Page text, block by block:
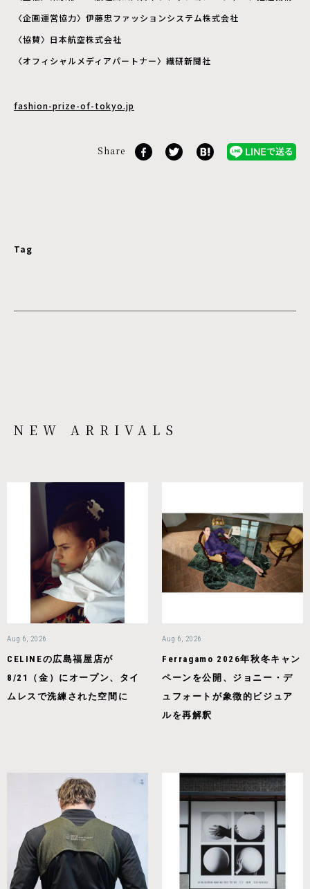
〈企画運営協力〉伊藤忠ファッションシステム株式会社
〈協賛〉日本航空株式会社
〈オフィシャルメディアパートナー〉繊研新聞社
fashion-prize-of-tokyo.jp
Share
Tag
NEW ARRIVALS
Aug 6, 2026
CELINEの広島福屋店が
8/21（金）にオープン、タイ
ムレスで洗練された空間に
Aug 6, 2026
Ferragamo 2026年秋冬キャン
ペーンを公開、ジョニー・デ
ュフォートが象徴的ビジュア
ルを再解釈